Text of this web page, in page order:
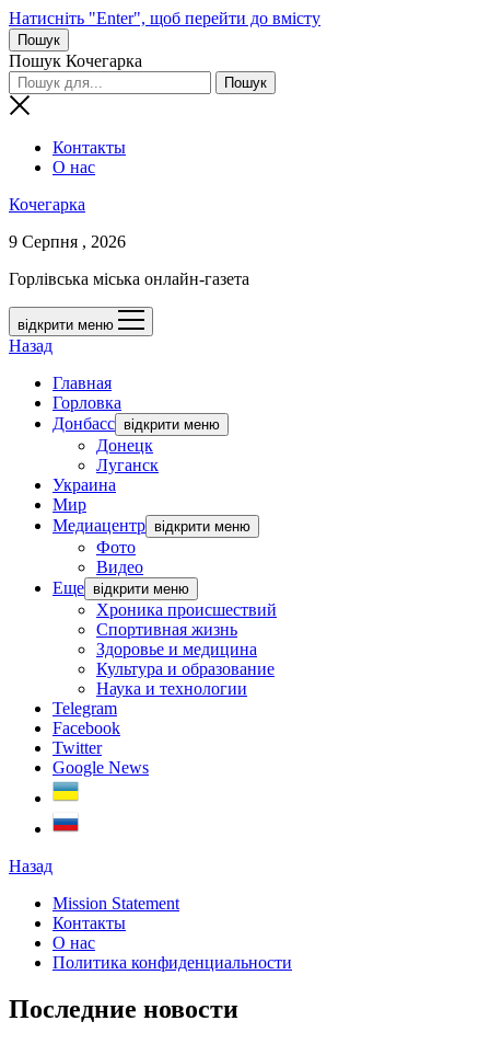
Натисніть "Enter", щоб перейти до вмісту
Пошук
Пошук Кочегарка
Контакты
О нас
Кочегарка
9 Серпня , 2026
Горлівська міська онлайн-газета
відкрити меню
Назад
Главная
Горловка
Донбасс відкрити меню
Донецк
Луганск
Украина
Мир
Медиацентр відкрити меню
Фото
Видео
Еще відкрити меню
Хроника происшествий
Спортивная жизнь
Здоровье и медицина
Культура и образование
Наука и технологии
Telegram
Facebook
Twitter
Google News
Назад
Mission Statement
Контакты
О нас
Политика конфиденциальности
Последние новости